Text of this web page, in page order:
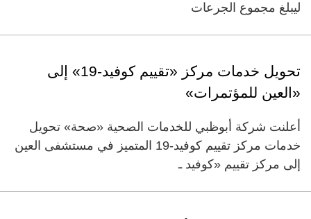
ليبلغ مجموع الجرعات
تحويل خدمات مركز «تقييم كوفيد-19» إلى
«العين للمؤتمرات»
أعلنت شركة أبوظبي للخدمات الصحية «صحة» تحويل
خدمات مركز تقييم كوفيد-19 المتميز في مستشفى العين
إلى مركز تقييم «كوفيد ـ